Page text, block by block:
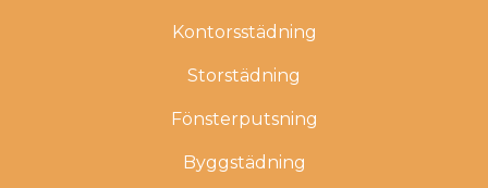
Kontorsstädning
Storstädning
Fönsterputsning
Byggstädning